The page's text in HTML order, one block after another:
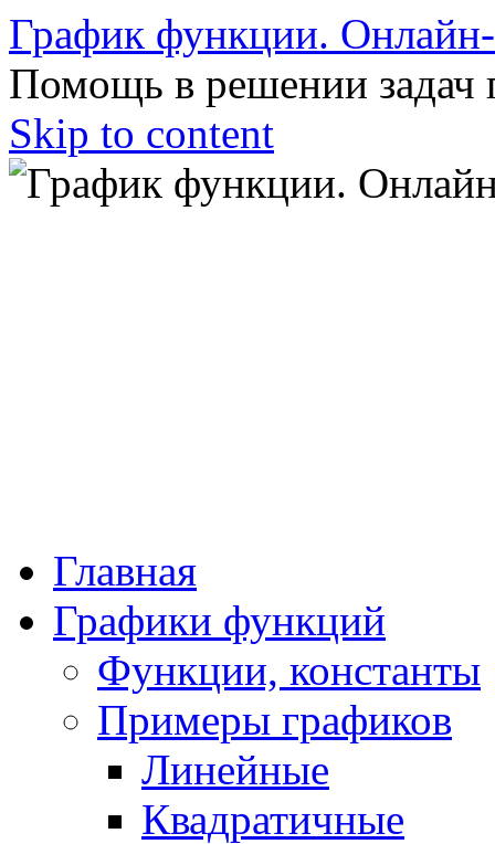
График функции.
Помощь в решении задач
Skip to content
Главная
Графики функций
Функции, константы
Примеры графиков
Линейные
Квадратичные